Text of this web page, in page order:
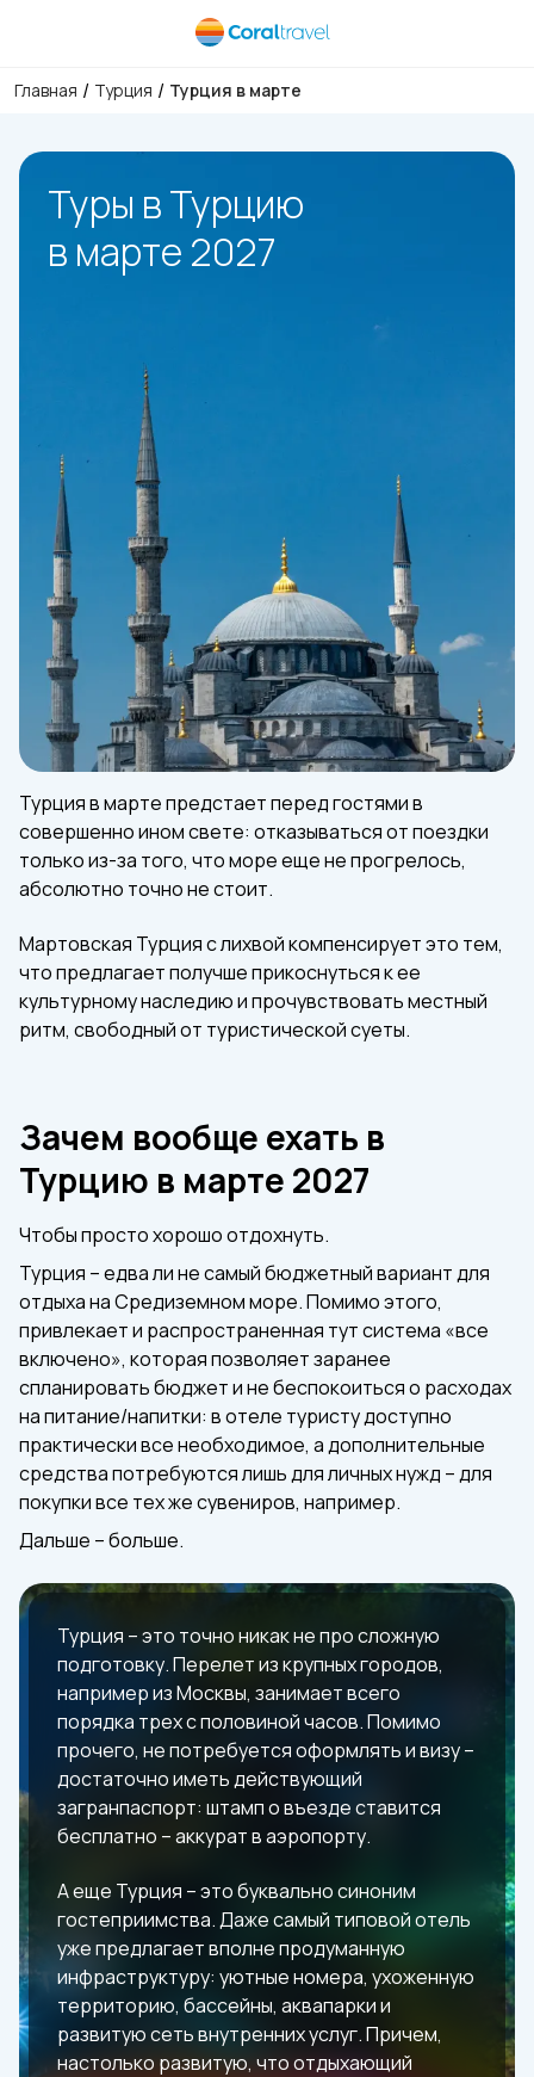
Главная / Турция / Турция в марте
Туры в Турцию
в марте 2027
Турция в марте предстает перед гостями в
совершенно ином свете: отказываться от поездки
только из-за того, что море еще не прогрелось,
абсолютно точно не стоит.
Мартовская Турция с лихвой компенсирует это тем,
что предлагает получше прикоснуться к ее
культурному наследию и прочувствовать местный
ритм, свободный от туристической суеты.
Зачем вообще ехать в
Турцию в марте 2027
Чтобы просто хорошо отдохнуть.
Турция – едва ли не самый бюджетный вариант для
отдыха на Средиземном море. Помимо этого,
привлекает и распространенная тут система «все
включено», которая позволяет заранее
спланировать бюджет и не беспокоиться о расходах
на питание/напитки: в отеле туристу доступно
практически все необходимое, а дополнительные
средства потребуются лишь для личных нужд – для
покупки все тех же сувениров, например.
Дальше – больше.
Турция – это точно никак не про сложную
подготовку. Перелет из крупных городов,
например из Москвы, занимает всего
порядка трех с половиной часов. Помимо
прочего, не потребуется оформлять и визу –
достаточно иметь действующий
загранпаспорт: штамп о въезде ставится
бесплатно – аккурат в аэропорту.
А еще Турция – это буквально синоним
гостеприимства. Даже самый типовой отель
уже предлагает вполне продуманную
инфраструктуру: уютные номера, ухоженную
территорию, бассейны, аквапарки и
развитую сеть внутренних услуг. Причем,
настолько развитую, что отдыхающий